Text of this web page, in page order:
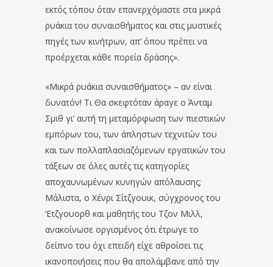
εκτός τόπου όταν επανερχόμαστε στα μικρά
ρυάκια του συναισθήματος και στις μυστικές
πηγές των κινήτρων, απ’ όπου πρέπει να
προέρχεται κάθε πορεία δράσης».
«Μικρά ρυάκια συναισθήματος» – αν είναι
δυνατόν! Τι Θα σκεφτόταν άραγε ο Άνταμ
Σμιθ γι’ αυτή τη μεταμόρφωση των πιεστικών
εμπόρων του, των άπληστων τεχνιτών του
και των πολλαπλασιαζόμενων εργατικών του
τάξεων σε όλες αυτές τις κατηγορίες
αποχαυνωμένων κυνηγών απόλαυσης;
Μάλιστα, ο Χένρι Σίτζγουικ, σύγχρονος του
‘Ετζγουορθ και μαθητής του Τζον Μιλλ,
ανακοίνωσε οργισμένος ότι έτρωγε το
δείπνο του όχι επειδή είχε αθροίσει τις
ικανοποιήσεις που θα απολάμβανε από την